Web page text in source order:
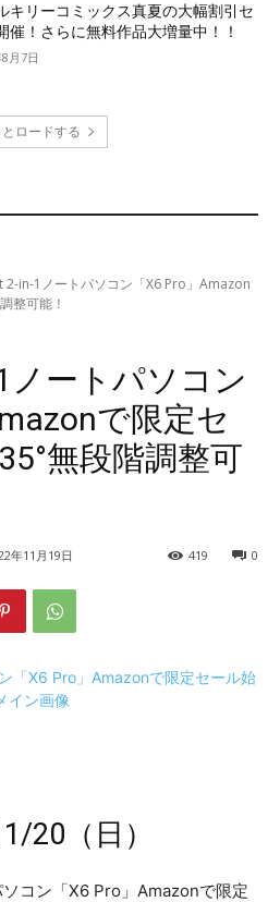
キリーコミックス真夏の大幅割引セ
催！さらに無料作品大増量中！！
月7日
とロードする